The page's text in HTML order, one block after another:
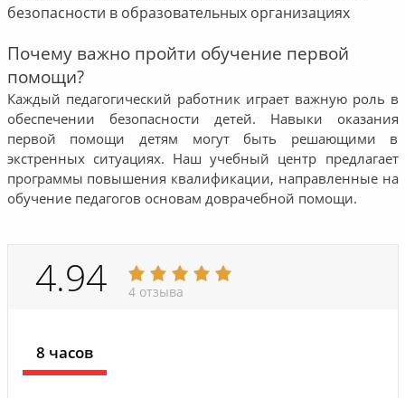
Почему важно пройти обучение первой
помощи?
Каждый педагогический работник играет важную роль в
обеспечении безопасности детей. Навыки оказания
первой помощи детям могут быть решающими в
экстренных ситуациях. Наш учебный центр предлагает
программы повышения квалификации, направленные на
обучение педагогов основам доврачебной помощи.
4.94 4 отзыва
8 часов